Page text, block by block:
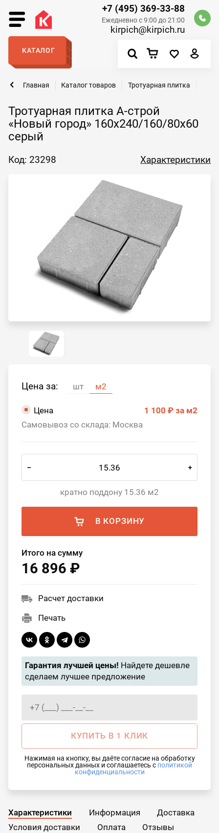
+7 (495) 369-33-88
Ежедневно с 9:00 до 21:00
kirpich@kirpich.ru
КАТАЛОГ
Тротуарная плитка А-строй
«Новый город» 160х240/160/80х60
серый
Главная Каталог товаров Тротуарная плитка
Код: 23298 Характеристики
Цена за: шт м2
Цена 1 100 ₽ за м2
Самовывоз со склада: Москва
– +
кратно поддону 15.36 м2
В КОРЗИНУ
Итого на сумму
16 896 ₽
Расчет доставки
Печать
Гарантия лучшей цены! Найдете дешевле
сделаем лучшее предложение
КУПИТЬ В 1 КЛИК
Нажимая на кнопку, вы даёте согласие на обработку
персональных данных и соглашаетесь с политикой
конфиденциальности
Характеристики Информация
Доставка
Условия доставки
Оплата Отзывы